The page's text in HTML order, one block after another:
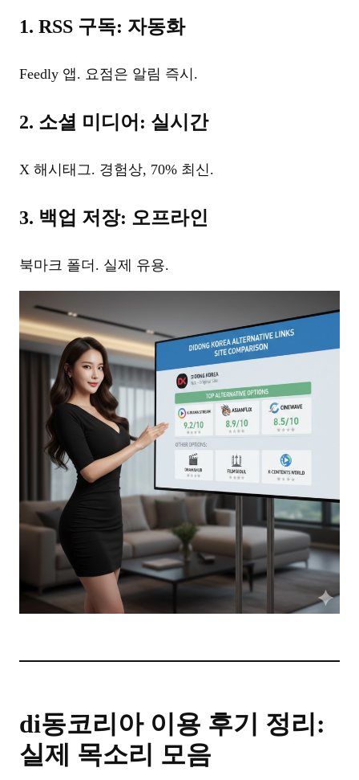
1. RSS 구독: 자동화
Feedly 앱. 요점은 알림 즉시.
2. 소셜 미디어: 실시간
X 해시태그. 경험상, 70% 최신.
3. 백업 저장: 오프라인
북마크 폴더. 실제 유용.
di동코리아 이용 후기 정리:
실제 목소리 모음